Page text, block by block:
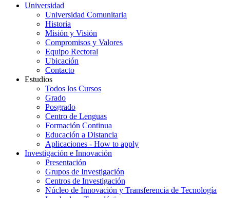
Universidad
Universidad Comunitaria
Historia
Misión y Visión
Compromisos y Valores
Equipo Rectoral
Ubicación
Contacto
Estudios
Todos los Cursos
Grado
Posgrado
Centro de Lenguas
Formación Continua
Educación a Distancia
Aplicaciones - How to apply
Investigación e Innovación
Presentación
Grupos de Investigación
Centros de Investigación
Núcleo de Innovación y Transferencia de Tecnología